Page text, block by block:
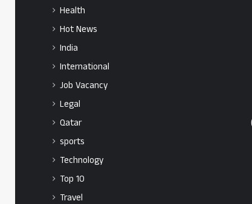
Health
Hot News
India
International
Job Vacancy
Legal
Qatar
sports
Technology
Top 10
Travel